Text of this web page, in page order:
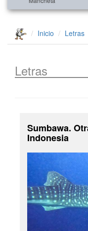
Inicio Letras
Letras
Sumbawa.
Indonesia